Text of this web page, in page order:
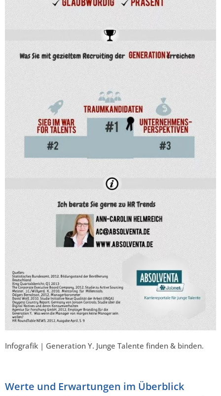
Infografik | Generation Y. Junge Talente finden & binden.
Werte und Erwartungen im Überblick